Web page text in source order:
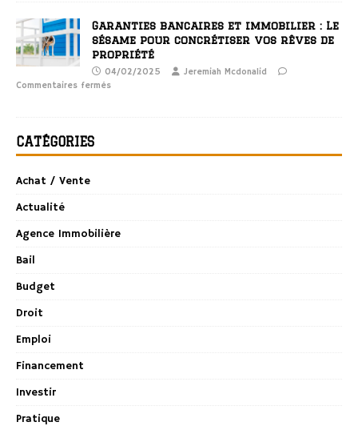
Garanties bancaires et immobilier : Le
sésame pour concrétiser vos rêves de
propriété
04/02/2025
Jeremiah Mcdonalid
Commentaires fermés
CATÉGORIES
Achat / Vente
Actualité
Agence Immobilière
Bail
Budget
Droit
Emploi
Financement
Investir
Pratique